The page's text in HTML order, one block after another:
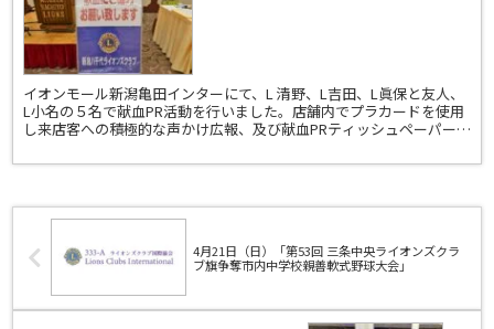
イオンモール新潟亀田インターにて、L 清野、L吉田、L眞保と友人、
L小名の５名で献血PR活動を行いました。店舗内でプラカードを使用
し来店客への積極的な声かけ広報、及び献血PRティッシュペーパーの
4月21日（日）「第53回 三条中央ライオンズクラ
ブ旗争奪市内中学校親善軟式野球大会」